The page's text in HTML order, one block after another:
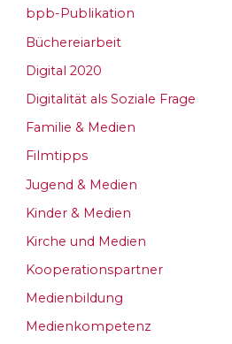
bpb-Publikation
Büchereiarbeit
Digital 2020
Digitalität als Soziale Frage
Familie & Medien
Filmtipps
Jugend & Medien
Kinder & Medien
Kirche und Medien
Kooperationspartner
Medienbildung
Medienkompetenz